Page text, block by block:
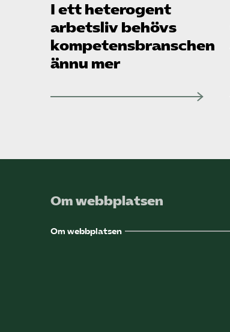
I ett heterogent
arbetsliv behövs
kompetens­branschen
ännu mer
Om webbplatsen
Om webbplatsen